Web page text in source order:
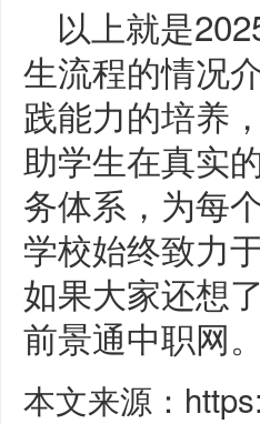
以上就是
生流程的情况
践能力的培养
助学生在真实
务体系，为每
学校始终致力
如果大家还想
前景通中职网。
本文来源：